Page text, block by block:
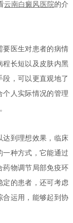
云南白癜风医院的介
要医生对患者的病情
程长短以及皮肤内黑
，可以更直观地了
个人实际情况的管理
到理想效果，临床
一种方式，它能通过
药物调节局部免疫环
定的患者，还可考虑
合运用，能够起到协